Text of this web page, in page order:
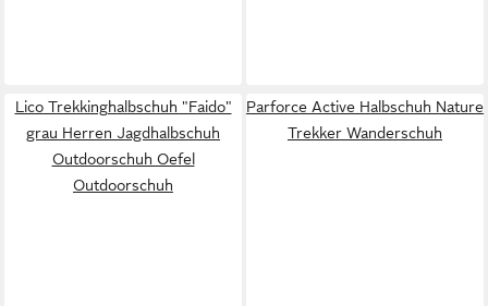
Lico Trekkinghalbschuh "Faido"
grau Herren Jagdhalbschuh
Outdoorschuh Oefel
Outdoorschuh
Parforce Active Halbschuh Nature
Trekker Wanderschuh